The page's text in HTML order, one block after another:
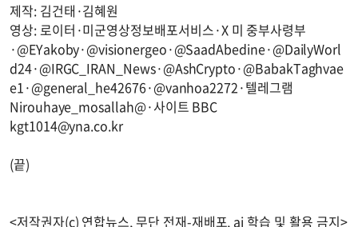
제작: 김건태·김혜원
영상: 로이터·미군영상정보배포서비스·X 미 중부사령부
·@EYakoby·@visionergeo·@SaadAbedine·@DailyWorl
d24·@IRGC_IRAN_News·@AshCrypto·@BabakTaghvae
e1·@general_he42676·@vanhoa2272·텔레그램
Nirouhaye_mosallah@·사이트 BBC
kgt1014@yna.co.kr
(끝)
<저작권자(c) 연합뉴스, 무단 전재-재배포, ai 학습 및 활용 금지>